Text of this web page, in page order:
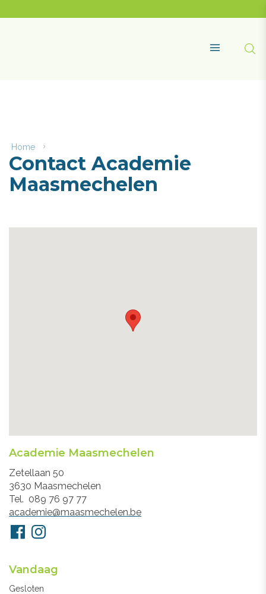
content
Home
Academie
Maasmechelen
Contact Academie
Maasmechelen
Academie Maasmechelen
Adres
Zetellaan 50
3630 Maasmechelen
Tel.
089 76 97 77
E-
mail
academie@maasmechelen.be
Volg
ons
FacebookInstagram
Openingsuren
secretariaat
Vandaag
Gesloten